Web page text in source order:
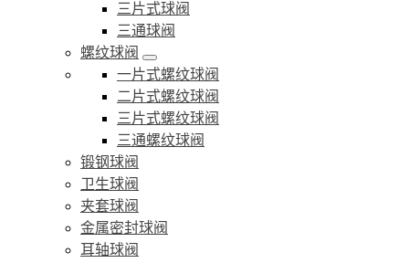
三片式球阀
三通球阀
螺纹球阀
一片式螺纹球阀
二片式螺纹球阀
三片式螺纹球阀
三通螺纹球阀
锻钢球阀
卫生球阀
夹套球阀
金属密封球阀
耳轴球阀